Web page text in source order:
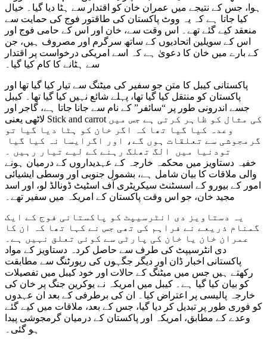
ہوا، جس کے نتیجے میں عمران خان کو اقتدار سے ہٹا دیا گیا۔ خیال
کیا جاتا ہے کہ یہ ووٹ پاکستان کی طاقتور فوج کی حمایت سے
منعقد کیے گئے تھے۔ اس وقت سے، خان اور اس کے حامی فوج اور
اس کے سویلین اتحادیوں کے ساتھ سرگرم اور مصروف ہیں، جن
کے بارے میں خان کا دعویٰ ہے کہ اسے امریکی درخواست پر اقتدار
سے ہٹانے کا کام کیا گیا۔
پاکستانی کیبل کا متن جو سفیر کی میٹنگ سے تیار کیا گیا تھا اور
پاکستان کو منتقل کیا گیا تھا، پہلے شائع نہیں کیا گیا تھا۔ کیبل
جسے اندرونی طور پر “سائفر” کے نام سے جانا جاتا ہے، گاجر اور
لاٹھی یعنی Stick and carrot کی مثال کو ظاہر کرتی ہے جس میں
وعدہ کیا گیا تھا کہ اگر خان کو ہٹا دیا گیا تو
گرمجوشی سے تعلقات ہوں گے، اور اگرایسا نہ کیا گیا
تودنیا میں الگ تھلگ رہنے کے لیے تیار رہیں ۔
خفیہ دستاویز میں محکمہ خارجہ کے عہدیداروں کے درمیان ہونے
والی ملاقات کا بیان شامل ہے، بشمول جنوبی اور وسطی ایشیائی
امور کے بیورو کے اسسٹنٹ سیکریٹری آف اسٹیٹ ڈونالڈ لو، اور اسد
مجید خان، جو اس وقت پاکستان کے امریکہ میں سفیر تھے۔
یہ دستاویز دی انٹرسیپٹ کو پاکستانی فوج کے ایک
گمنام ذریعے نے فراہم کی تھی جس نے کہا تھا کہ ان کا
عمران خان یا خان کی پارٹی سے کوئی تعلق نہیں ہے۔
دی انٹرسیپٹ کی طرف سے حاصل کردہ دستاویز کے مواد
پاکستانی اخبار ڈان اور دیگر جگہوں کی رپورٹنگ سے مطابقت
رکھتے ہیں جس میں میٹنگ کے حالات اور خود کیبل میں تفصیلات
کو بیان کیا گیا ہے۔ کیبل میں امریکہ نے یوکرین جنگ پر خان کی
خارجہ پالیسی پر اعتراض کیا۔ ان کی برطرفی کے بعد ان عہدوں
کو فوری طور پر تبدیل کر دیا گیا، جس کے بعد، ملاقات میں کیے گئے
وعدے کے مطابق، امریکہ اور پاکستان کے درمیان گرمجوشی پیدا
ہو گئی۔